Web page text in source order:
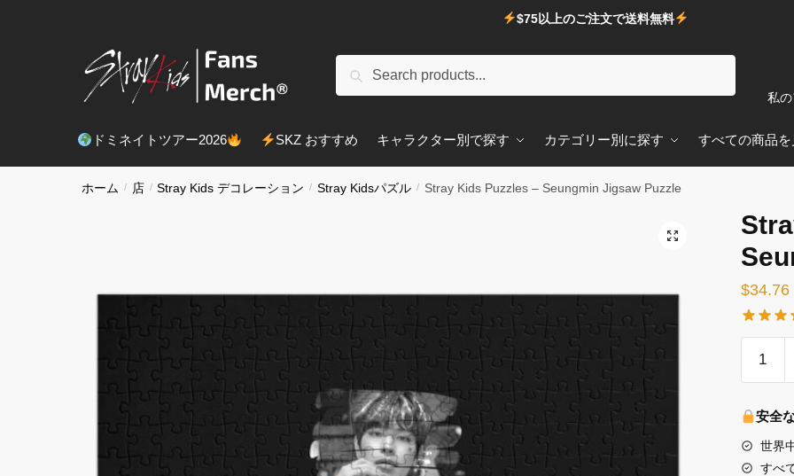
へ
キ
$75以上のご注文で送料無料
象:
検索
私
ドミネイトツアー2026 SKZ おすすめ キャラクター別で探す カテゴリー別に探す すべての商品を
ホーム / 店 / Stray Kids デコレーション / Stray Kidsパズル / Stray Kids Puzzles – Seungmin Jigsaw Puzzle
🔍
$34.76
Kids
-
安全
世界
すべ